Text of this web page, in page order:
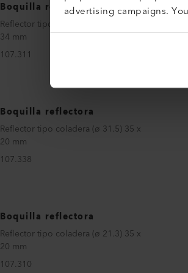
advertising campaigns.
Boquilla reflectora
Reflector tipo coladera (ø 21.3) 50 x
34 mm
107.311
Boquilla reflectora
Reflector tipo coladera (ø 31.5) 35 x
20 mm
107.338
Boquilla reflectora
Reflector tipo coladera (ø 21.3) 35 x
20 mm
107.310